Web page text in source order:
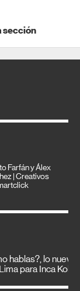
sección
Farfán y Álex
| Creativos
hablas?, lo nuevo
para Inca Kola